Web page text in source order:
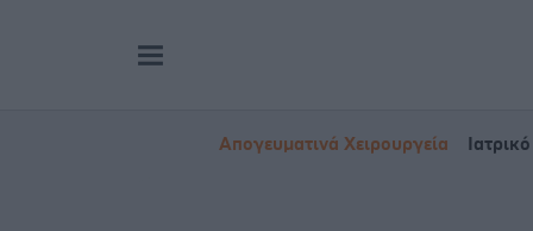
Απογευματινά Χειρουργεία